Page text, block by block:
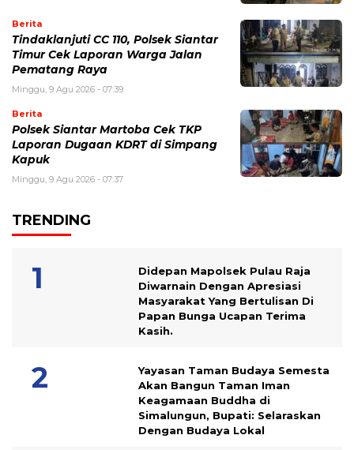
Berita
Tindaklanjuti CC 110, Polsek Siantar
Timur Cek Laporan Warga Jalan
Pematang Raya
Minggu, 9 Agu 2026 - 07:39
Berita
Polsek Siantar Martoba Cek TKP
Laporan Dugaan KDRT di Simpang
Kapuk
Minggu, 9 Agu 2026 - 07:37
TRENDING
Didepan Mapolsek Pulau Raja
Diwarnain Dengan Apresiasi
Masyarakat Yang Bertulisan Di
Papan Bunga Ucapan Terima
Kasih.
Yayasan Taman Budaya Semesta
Akan Bangun Taman Iman
Keagamaan Buddha di
Simalungun, Bupati: Selaraskan
Dengan Budaya Lokal